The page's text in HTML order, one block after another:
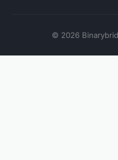
© 2026